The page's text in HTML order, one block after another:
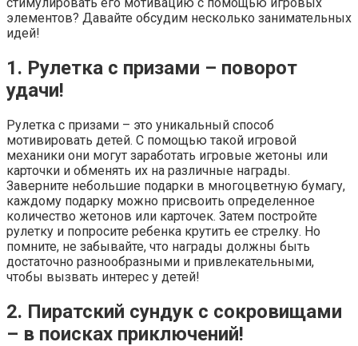
элементов? Давайте обсудим несколько занимательных
идей!
1. Рулетка с призами – поворот
удачи!
Рулетка с призами – это уникальный способ
мотивировать детей. С помощью такой игровой
механики они могут заработать игровые жетоны или
карточки и обменять их на различные награды.
Заверните небольшие подарки в многоцветную бумагу,
каждому подарку можно присвоить определенное
количество жетонов или карточек. Затем постройте
рулетку и попросите ребенка крутить ее стрелку. Но
помните, не забывайте, что награды должны быть
достаточно разнообразными и привлекательными,
чтобы вызвать интерес у детей!
2. Пиратский сундук с сокровищами
– в поисках приключений!